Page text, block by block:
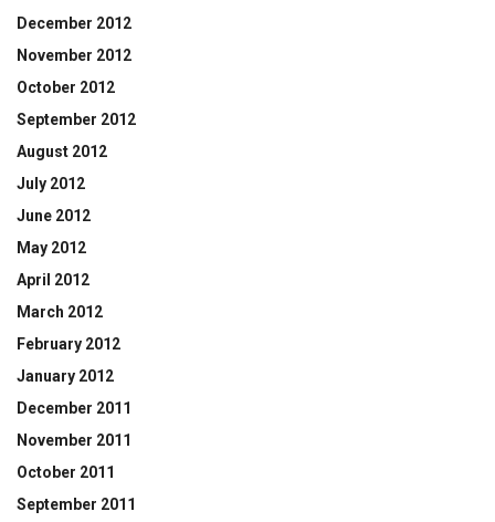
December 2012
November 2012
October 2012
September 2012
August 2012
July 2012
June 2012
May 2012
April 2012
March 2012
February 2012
January 2012
December 2011
November 2011
October 2011
September 2011